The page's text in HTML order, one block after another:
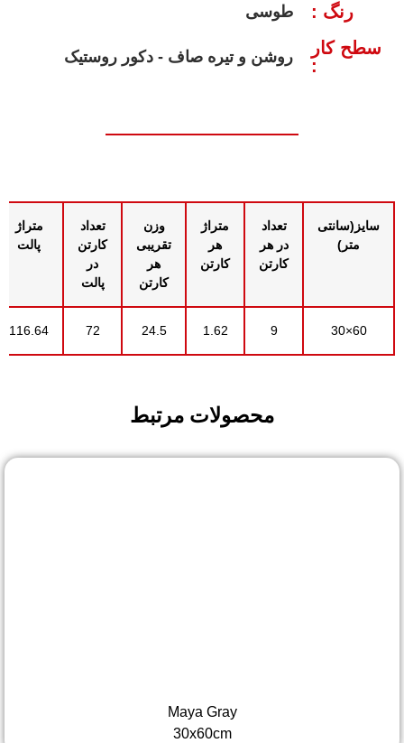
رنگ : طوسی
سطح کار
روشن و تیره صاف - دکور روستیک
سایز(سانتی
متر)
تعداد
در هر
کارتن
متراژ
هر
کارتن
وزن
تقریبی
هر
کارتن
تعداد
کارتن
در
پالت
متراژ
پالت
60×30
9
1.62
24.5
72
116.64
محصولات مرتبط
Maya Gray
30x60cm